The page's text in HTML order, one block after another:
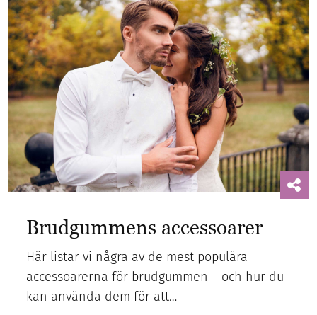
Brudgummens accessoarer
Här listar vi några av de mest populära
accessoarerna för brudgummen – och hur du
kan använda dem för att…